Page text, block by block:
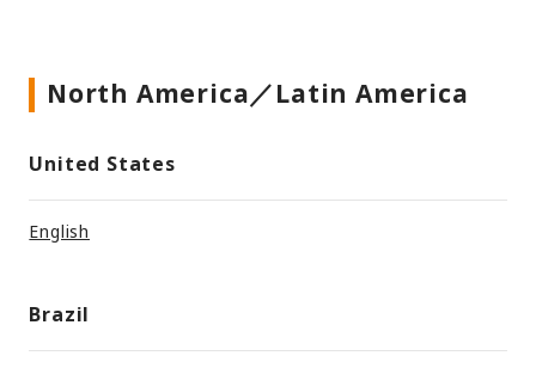
North America／Latin America
United States
English
Brazil